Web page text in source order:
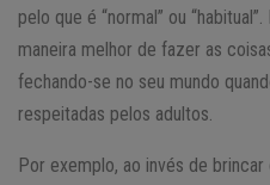
pelo que é “normal” ou
maneira melhor de fazer as
fechando-se no seu mundo
respeitadas pelos adultos.
Por exemplo, ao invés de